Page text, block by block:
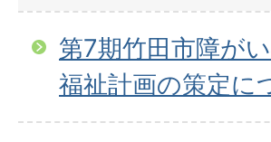
第7期竹田市障が
福祉計画の策定に